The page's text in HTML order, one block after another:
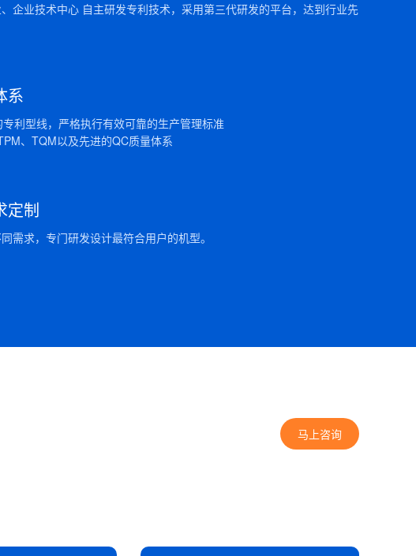
企业技术中心 自主研发专利技术，采用第三代研发的平台，达到行业先
系
利型线，严格执行有效可靠的生产管理标准
、TQM以及先进的QC质量体系
定制
需求，专门研发设计最符合用户的机型。
马上咨询